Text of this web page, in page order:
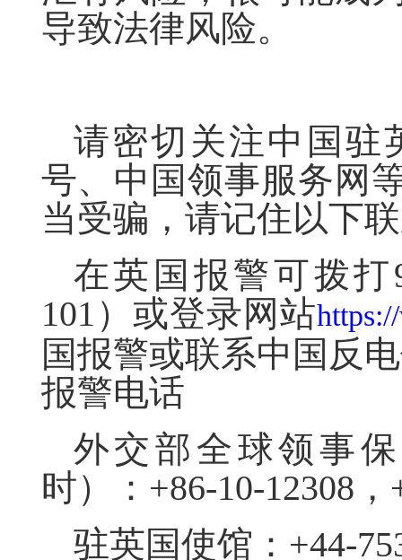
导致法律风险。
请密切关注中国驻
号、中国领事服务网
当受骗，请记住以下
在英国报警可拨
101）或登录网站
国报警或联系中国反
报警电话
外交部全球领事
时）：+86-10-12308，
驻英国使馆：+44-